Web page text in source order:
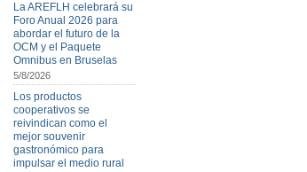
La AREFLH celebrará su
Foro Anual 2026 para
abordar el futuro de la
OCM y el Paquete
Omnibus en Bruselas
5/8/2026
Los productos
cooperativos se
reivindican como el
mejor souvenir
gastronómico para
impulsar el medio rural